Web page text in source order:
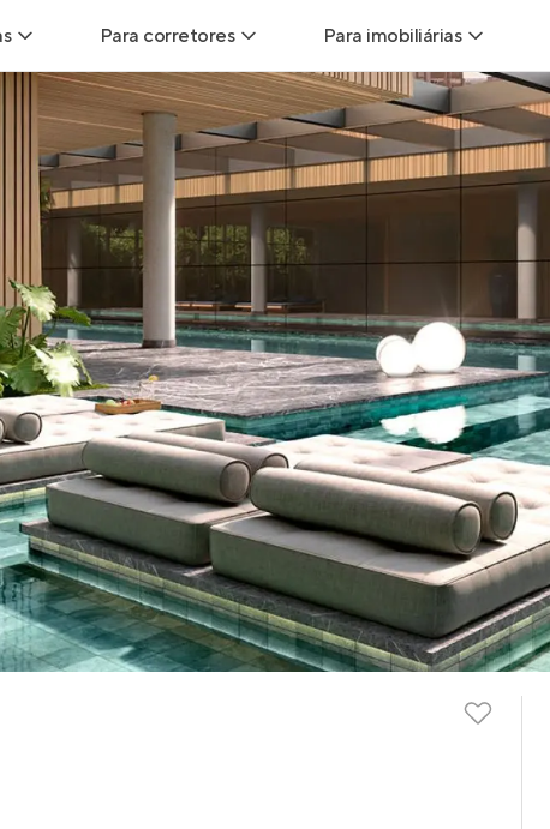
Para corretores
Leads para Corretores
Corretor+
Parcerias imobiliárias
Hub de Corretores
Perfil Verificado
Anunciar imóveis
Para imobiliárias
Leads para
Hub de imobiliárias